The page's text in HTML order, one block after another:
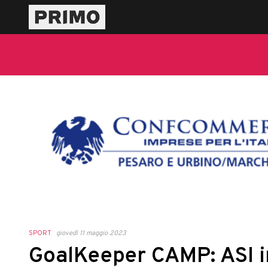
SPORT giovedì 11 maggio 2023
GoalKeeper CAMP: